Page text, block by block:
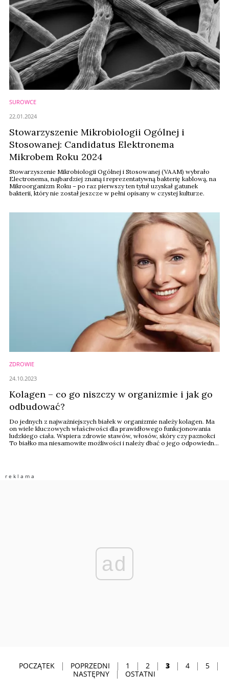
SUROWCE
Stowarzyszenie Mikrobiologii Ogólnej i
Stosowanej: Candidatus Elektronema
Mikrobem Roku 2024
Stowarzyszenie Mikrobiologii Ogólnej i Stosowanej (VAAM) wybrało
Electronema, najbardziej znaną i reprezentatywną bakterię kablową, na
Mikroorganizm Roku – po raz pierwszy ten tytuł uzyskał gatunek
bakterii, który nie został jeszcze w pełni opisany w czystej kulturze.
22.01.2024
ZDROWIE
Kolagen – co go niszczy w organizmie i jak go
odbudować?
Do jednych z najważniejszych białek w organizmie należy kolagen. Ma
on wiele kluczowych właściwości dla prawidłowego funkcjonowania
ludzkiego ciała. Wspiera zdrowie stawów, włosów, skóry czy paznokci
To białko ma niesamowite możliwości i należy dbać o jego odpowiednią
24.10.2023
ad
POCZĄTEK POPRZEDNI 1 2 3 4
5
NASTĘPNY
OSTATNI